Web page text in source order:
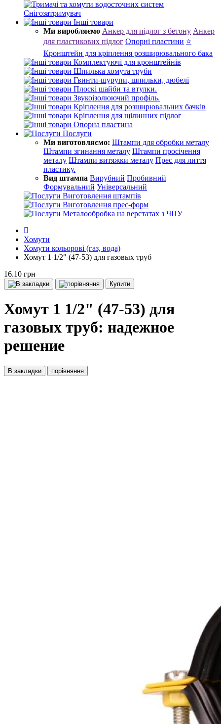
Снігозатримувач
Інші товари
Ми виробляємо Анкер для підлог з бетону Анкер
для пластикових підлог Опорні пластини ⭐
Кронштейн для кріплення розширювального бака
Комплектуючі для кронштейнів
Шпилька хомута труби
Гвинти-шурупи, шпильки, дюбелі
Плоскі шайби та втулки.
Звукоізолюючий профіль.
Кріплення для розширювальних бачків
Кріплення для щілинних підлог
Опорна пластина
Послуги
Ми виготовляємо: Штампи для обробки металу
Штампи згинання металу Штампи просічення
металу Штампи витяжки металу Прес для лиття
пластику.
Вид штампа Вирубний Пробивний
Формувальний Універсальний
Виготовлення штампів
Виготовлення прес-форм
Металообробка на верстатах з ЧПУ
Хомути
Хомути кольорові (газ, вода)
Хомут 1 1/2" (47-53) для газовых труб
16.10 грн
Купити
Хомут 1 1/2" (47-53) для
газовых труб: надежное
решение
В закладки порівняння